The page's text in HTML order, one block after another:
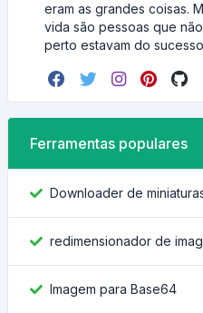
eram as grandes coisas.
vida são pessoas que
perto estavam do
Ferramentas populares
Downloader de
redimensionador de
Imagem para Base64